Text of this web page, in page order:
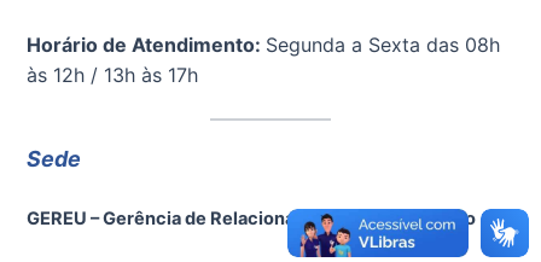
Horário de Atendimento: Segunda a Sexta das 08h
às 12h / 13h às 17h
Sede
GEREU – Gerência de Relacionamento com o Usuário